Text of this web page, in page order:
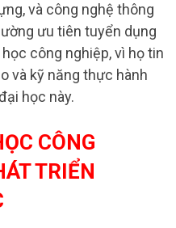
và công nghệ thông
ưu tiên tuyển dụng
công nghiệp, vì họ tin
và kỹ năng thực hành
học này.
CÔNG
TRIỂN